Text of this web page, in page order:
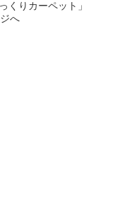
くりカーペット」